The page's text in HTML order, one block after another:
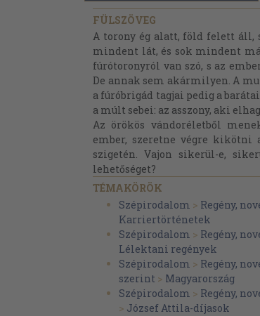
FÜLSZÖVEG
A torony ég alatt, föld felett áll,
mindent lát, és sok mindent
fúrótoronyról van szó, s az
De annak sem akármilyen. A
a fúróbrigád tagjai pedig a
a múlt sebei: az asszony, aki
Az örökös vándoréletből
ember, szeretne végre kikötni
szigetén. Vajon sikerül-e,
lehetőséget?
TÉMAKÖRÖK
Szépirodalom > Regény,
Karriertörténetek
Szépirodalom > Regény,
Lélektani regények
Szépirodalom > Regény,
szerint > Magyarország
Szépirodalom > Regény,
> József Attila-díjasok